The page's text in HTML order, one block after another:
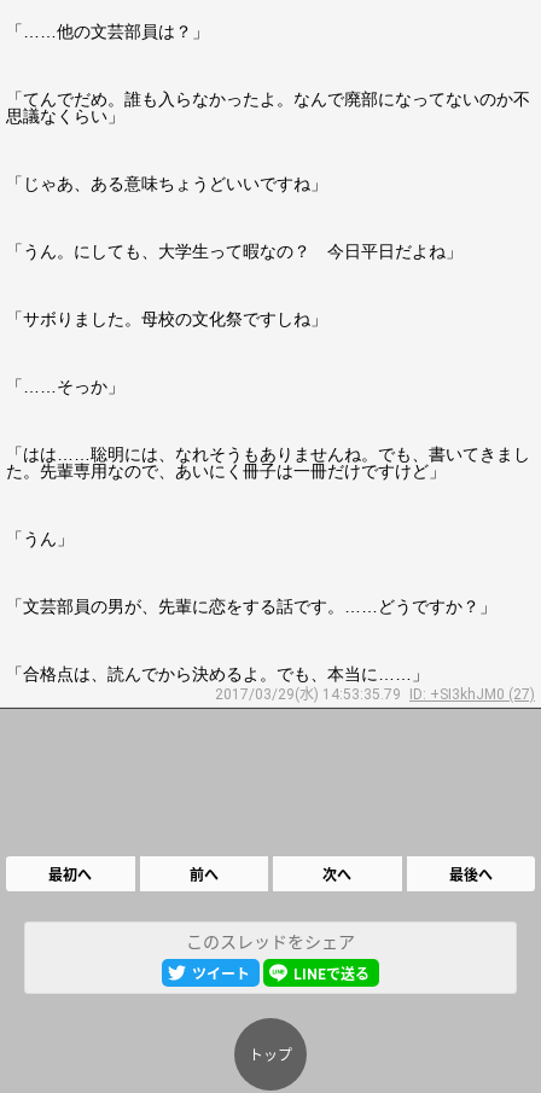
「……他の文芸部員は？」
「てんでだめ。誰も入らなかったよ。なんで廃部になってないのか不
思議なくらい」
「じゃあ、ある意味ちょうどいいですね」
「うん。にしても、大学生って暇なの？ 今日平日だよね」
「サボりました。母校の文化祭ですしね」
「……そっか」
「はは……聡明には、なれそうもありませんね。でも、書いてきまし
た。先輩専用なので、あいにく冊子は一冊だけですけど」
「うん」
「文芸部員の男が、先輩に恋をする話です。……どうですか？」
「合格点は、読んでから決めるよ。でも、本当に……」
2017/03/29(水) 14:53:35.79 ID: +SI3khJM0 (27)
最初へ 前へ 次へ 最後へ
このスレッドをシェア
ツイート LINEで送る
トップ